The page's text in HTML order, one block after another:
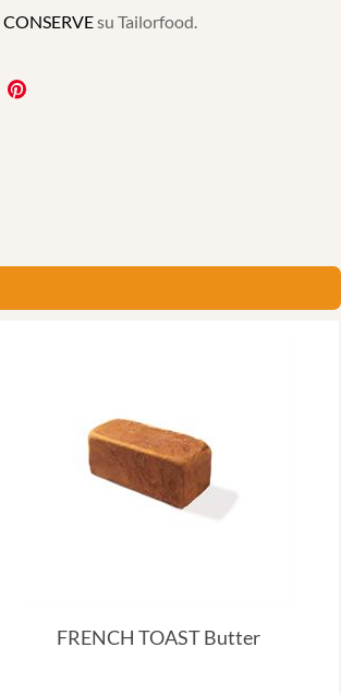
CONSERVEsu Tailorfood.
FRENCH TOAST Butter